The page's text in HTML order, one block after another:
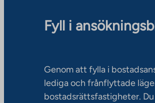
Fyll i
Genom att fylla i
lediga och frånflyttade
bostadsrättsfastigheter.